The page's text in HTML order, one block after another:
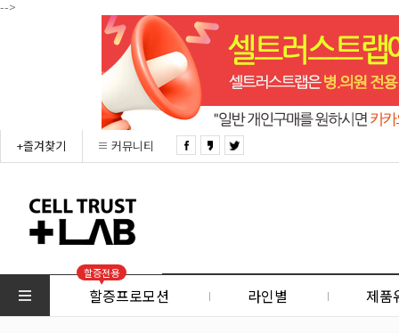
-->
+즐겨찾기 커뮤니티
할증전용
할증프로모션 라인별 제품